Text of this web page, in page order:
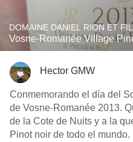
DOMAINE DANIEL RION ET
Vosne-Romanée Village
Hector GMW
Conmemorando el día del
de Vosne-Romanée 2013.
de la Cote de Nuits y a la
Pinot noir de todo el